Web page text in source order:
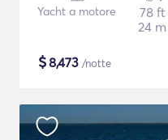
Yacht a motore
78 ft
24 m
$8,473 /notte